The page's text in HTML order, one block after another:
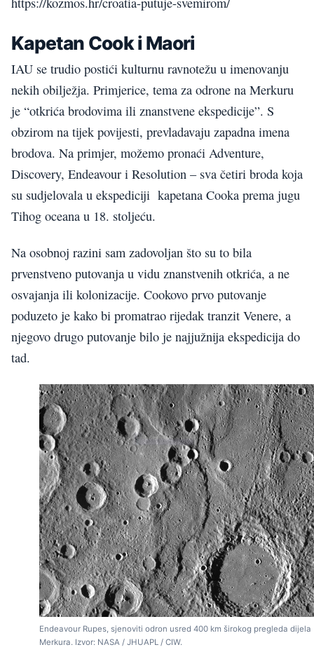
Kapetan Cook i Maori
IAU se trudio postići kulturnu ravnotežu u imenovanju
nekih obilježja. Primjerice, tema za odrone na Merkuru
je “otkrića brodovima ili znanstvene ekspedicije”. S
obzirom na tijek povijesti, prevladavaju zapadna imena
brodova. Na primjer, možemo pronaći Adventure,
Discovery, Endeavour i Resolution – sva četiri broda koja
su sudjelovala u ekspediciji kapetana Cooka prema jugu
Tihog oceana u 18. stoljeću.
Na osobnoj razini sam zadovoljan što su to bila
prvenstveno putovanja u vidu znanstvenih otkrića, a ne
osvajanja ili kolonizacije. Cookovo prvo putovanje
poduzeto je kako bi promatrao rijedak tranzit Venere, a
njegovo drugo putovanje bilo je najjužnija ekspedicija do
tad.
Endeavour Rupes, sjenoviti odron usred 400 km širokog pregleda dijela
Merkura. Izvor: NASA / JHUAPL / CIW.